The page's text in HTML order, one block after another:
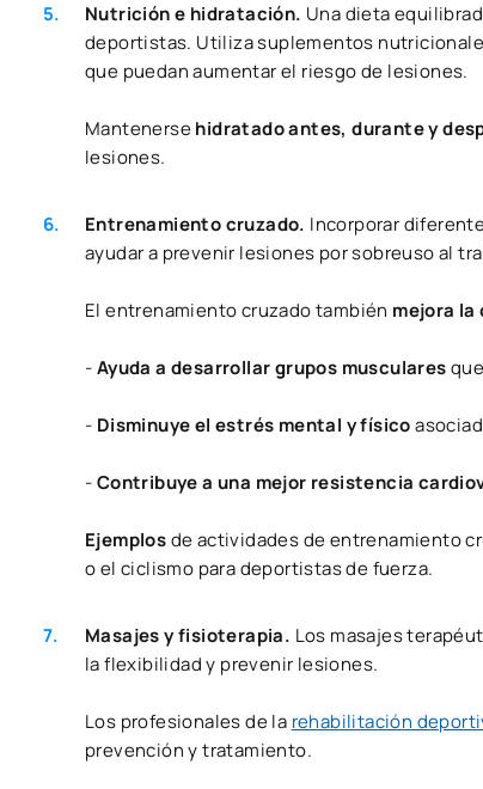
Nutrición e hidratación. Una dieta
deportistas. Utiliza suplementos
que puedan aumentar el riesgo de lesiones.
Mantenersehidratado antes, durante y
lesiones.
Entrenamiento cruzado. Incorporar
ayudar a prevenir lesiones por sobreuso al
El entrenamiento cruzado también mejora
-Ayuda a desarrollar grupos musculares
- Disminuye el estrés mental y físico
-Contribuye a una mejor resistencia
Ejemplosde actividades de entrenamiento
o el ciclismo para deportistas de fuerza.
Masajes y fisioterapia. Los masajes
la flexibilidad y prevenir lesiones.
Los profesionales de la rehabilitación
prevención y tratamiento.